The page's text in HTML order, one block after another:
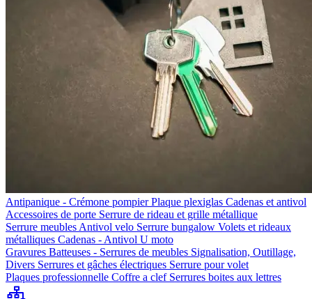
Antipanique - Crémone pompierPlaque plexiglas Cadenas et antivol
Accessoires de porte Serrure de rideau et grille métallique
Serrure meubles Antivol velo Serrure bungalow Volets et rideaux
métalliques Cadenas - Antivol U moto
Gravures Batteuses - Serrures de meubles Signalisation, Outillage,
Divers Serrures et gâches électriques Serrure pour volet
Plaques professionnelle Coffre a clef Serrures boites aux lettres